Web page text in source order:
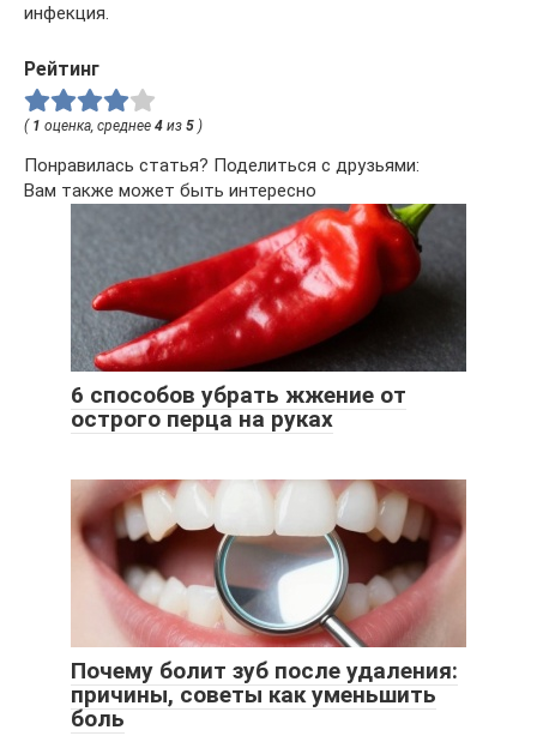
инфекция.
Рейтинг
( 1 оценка, среднее 4 из 5 )
Понравилась статья? Поделиться с друзьями:
Вам также может быть интересно
6 способов убрать жжение от
острого перца на руках
Почему болит зуб после удаления:
причины, советы как уменьшить
боль